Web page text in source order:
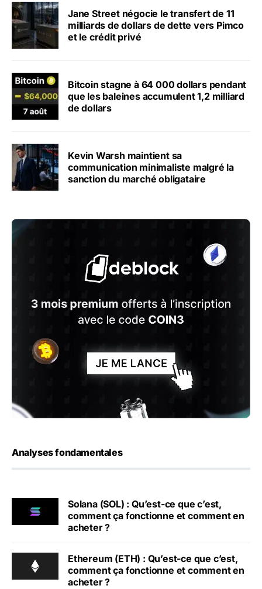
Jane Street négocie le transfert de 11
milliards de dollars de dette vers Pimco
et le crédit privé
Bitcoin stagne à 64 000 dollars pendant
que les baleines accumulent 1,2 milliard
de dollars
Kevin Warsh maintient sa
communication minimaliste malgré la
sanction du marché obligataire
Analyses fondamentales
Solana (SOL) : Qu’est-ce que c’est,
comment ça fonctionne et comment en
acheter ?
Ethereum (ETH) : Qu’est-ce que c’est,
comment ça fonctionne et comment en
acheter ?